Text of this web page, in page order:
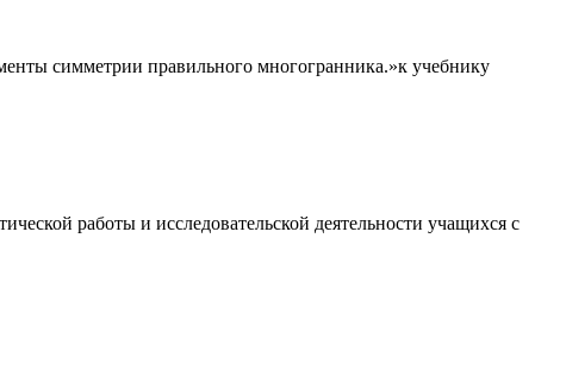
симметрии правильного многогранника.»к учебнику
работы и исследовательской деятельности учащихся с